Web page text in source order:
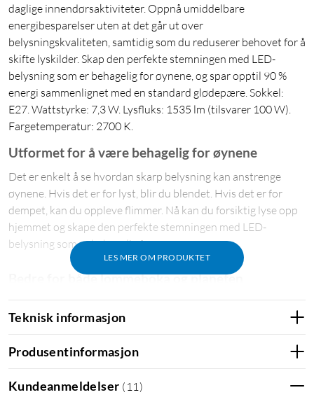
daglige innendørsaktiviteter. Oppnå umiddelbare
energibesparelser uten at det går ut over
belysningskvaliteten, samtidig som du reduserer behovet for å
skifte lyskilder. Skap den perfekte stemningen med LED-
belysning som er behagelig for øynene, og spar opptil 90 %
energi sammenlignet med en standard glødepære. Sokkel:
E27. Wattstyrke: 7,3 W. Lysfluks: 1535 lm (tilsvarer 100 W).
Fargetemperatur: 2700 K.
LES MER OM PRODUKTET
Utformet for å være behagelig for øynene
Det er enkelt å se hvordan skarp belysning kan anstrenge
øynene. Hvis det er for lyst, blir du blendet. Hvis det er for
dempet, kan du oppleve flimmer. Nå kan du forsiktig lyse opp
hjemmet og skape den perfekte stemningen med LED-
belysning som er behagelig for øynene.
Bedre for både lommeboka og planeten
Med LED-teknologi sparer du opptil 90 % energi
sammenlignet med en standard glødepære. På den måten
betaler lyspæren seg selv og sparer penger for deg år etter år.
Den bidrar også til å beskytte miljøet.
Lyskilde med lang levetid – varer opptil 50 år
Teknisk informasjon
Produsentinformasjon
Kundeanmeldelser ( 11 )